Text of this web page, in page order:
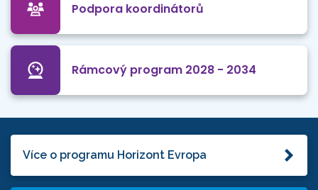
Podpora koordinátorů
Rámcový program 2028 - 2034
Více o programu Horizont Evropa